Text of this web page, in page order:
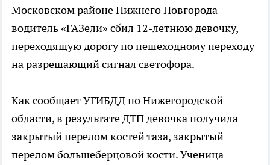
Московском районе Нижнего Новгорода
водитель «ГАЗели» сбил 12-летнюю девочку,
переходящую дорогу по пешеходному переходу
на разрешающий сигнал светофора.
Как сообщает УГИБДД по Нижегородской
области, в результате ДТП девочка получила
закрытый перелом костей таза, закрытый
перелом большеберцовой кости. Ученица